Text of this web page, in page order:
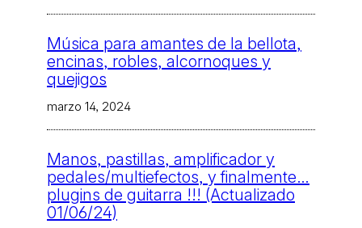
Música para amantes de la bellota,
encinas, robles, alcornoques y
quejigos
marzo 14, 2024
Manos, pastillas, amplificador y
pedales/multiefectos, y finalmente…
plugins de guitarra !!! (Actualizado
01/06/24)